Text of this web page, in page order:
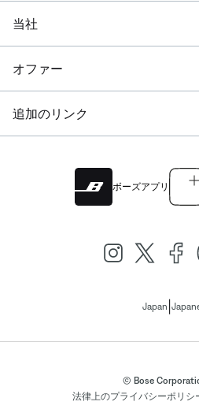
当社
オファー
追加のリンク
ボーズアプリ
Japan
© Bose
法律上のプライバシーポリシ